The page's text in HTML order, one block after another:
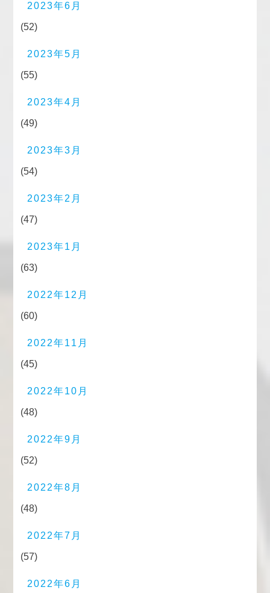
2023年6月
(52)
2023年5月
(55)
2023年4月
(49)
2023年3月
(54)
2023年2月
(47)
2023年1月
(63)
2022年12月
(60)
2022年11月
(45)
2022年10月
(48)
2022年9月
(52)
2022年8月
(48)
2022年7月
(57)
2022年6月